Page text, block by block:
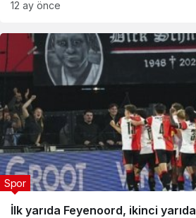
12 ay önce
İlk yarıda Feyenoord, ikinci yarıda Fenerbahçe
Spor